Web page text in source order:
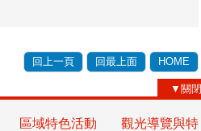
回上一頁 回最上面 HOME
▼關閉
區域特色活動
觀光導覽與特